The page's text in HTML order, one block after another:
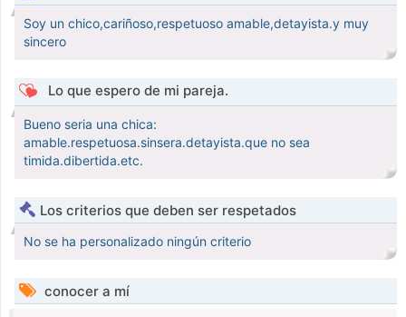
Soy un chico,cariñoso,respetuoso amable,detayista.y muy
sincero
Lo que espero de mi pareja.
Bueno seria una chica:
amable.respetuosa.sinsera.detayista.que no sea
timida.dibertida.etc.
Los criterios que deben ser respetados
No se ha personalizado ningún criterio
conocer a mí